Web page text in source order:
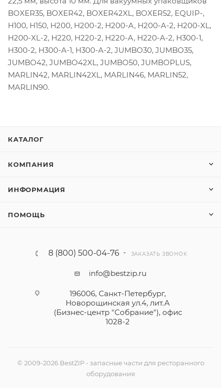
BOXER35, BOXER42, BOXER42XL, BOXER52, EQUIP-,
H100, H150, H200, H200-2, H200-A, H200-A-2, H200-XL,
H200-XL-2, H220, H220-2, H220-A, H220-A-2, H300-1,
H300-2, H300-A-1, H300-A-2, JUMBO30, JUMBO35,
JUMBO42, JUMBO42XL, JUMBO50, JUMBOPLUS,
MARLIN42, MARLIN42XL, MARLIN46, MARLIN52,
MARLIN90.
КАТАЛОГ
КОМПАНИЯ
ИНФОРМАЦИЯ
ПОМОЩЬ
8 (800) 500-04-76 ЗАКАЗАТЬ ЗВОНОК
info@bestzip.ru
196006, Санкт-Петербург,
Новорощинская ул.4, лит.А
(Бизнес-центр "Собрание"), офис
1028-2
© 2009-2026 BestZIP - запасные части для ресторанного
оборудования